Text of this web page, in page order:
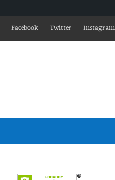
Facebook Twitter Instagram